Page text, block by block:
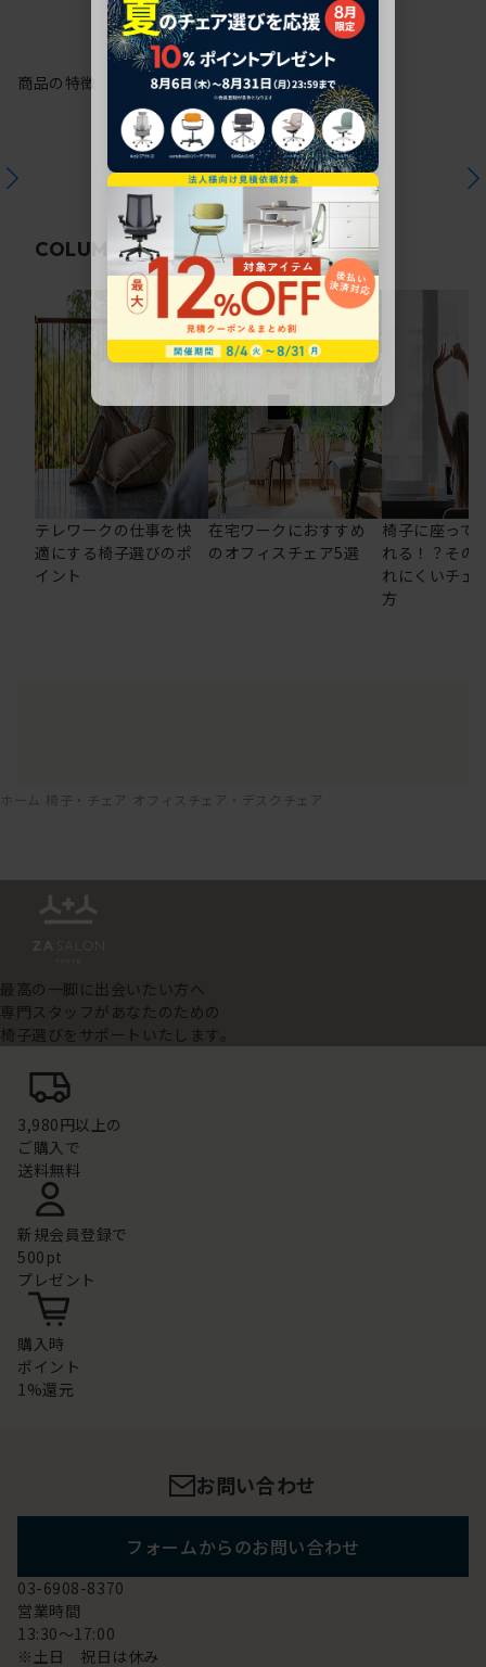
商品の特徴
COLUMN関連コラム
テレワークの仕事を快
適にする椅子選びのポ
イント
在宅ワークにおすすめ
のオフィスチェア5選
椅子に座って
れる！？その
れにくいチェ
方
ホーム 椅子・チェア オフィスチェア・デスクチェア
最高の一脚に出会いたい方へ
専門スタッフがあなたのための
椅子選びをサポートいたします。
3,980円以上の
ご購入で
送料無料
新規会員登録で
500pt
プレゼント
購入時
ポイント
1%還元
お問い合わせ
フォームからのお問い合わせ
03-6908-8370
営業時間
13:30～17:00
※土日 祝日は休み